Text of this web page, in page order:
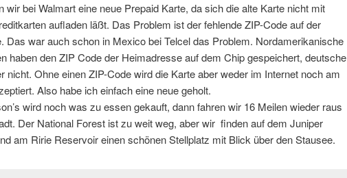
wir bei Walmart eine neue Prepaid Karte, da sich die alte Karte nicht mit
aufladen läßt. Das Problem ist der fehlende ZIP-Code auf der
Das war auch schon in Mexico bei Telcel das Problem. Nordamerikanische
haben den ZIP Code der Heimadresse auf dem Chip gespeichert, deutsche
nicht. Ohne einen ZIP-Code wird die Karte aber weder im Internet noch am
Also habe ich einfach eine neue geholt.
wird noch was zu essen gekauft, dann fahren wir 16 Meilen wieder raus
Der National Forest ist zu weit weg, aber wir finden auf dem Juniper
am Ririe Reservoir einen schönen Stellplatz mit Blick über den Stausee.